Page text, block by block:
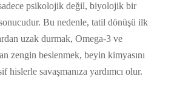
psikolojik değil, biyolojik bir
Bu nedenle, tatil dönüşü ilk
uzak durmak, Omega-3 ve
zengin beslenmek, beyin kimyasını
hislerle savaşmanıza yardımcı olur.